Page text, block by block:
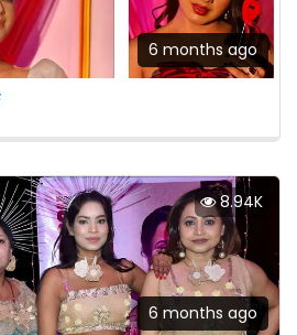
6 months ago
8.94K
6 months ago